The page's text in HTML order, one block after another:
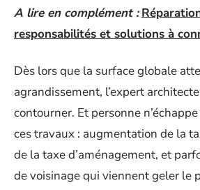
A lire en complément :
responsabilités et solutions à
Dès lors que la surface globale
agrandissement, l’expert
contourner. Et personne
ces travaux : augmentation de la
de la taxe d’aménagement, et
de voisinage qui viennent geler le